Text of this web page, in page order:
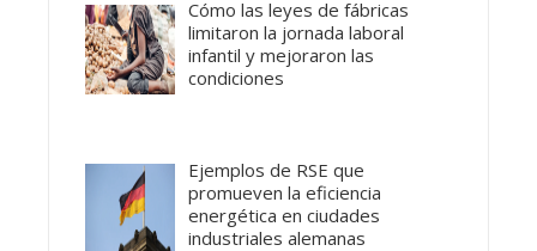
Cómo las leyes de fábricas
limitaron la jornada laboral
infantil y mejoraron las
condiciones
Ejemplos de RSE que
promueven la eficiencia
energética en ciudades
industriales alemanas